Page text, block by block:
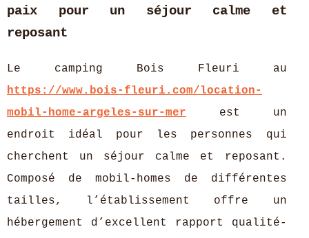
paix pour un séjour calme et
reposant
Le camping Bois Fleuri au
https://www.bois-fleuri.com/location-
mobil-home-argeles-sur-mer est un
endroit idéal pour les personnes qui
cherchent un séjour calme et reposant.
Composé de mobil-homes de différentes
tailles, l’établissement offre un
hébergement d’excellent rapport qualité-